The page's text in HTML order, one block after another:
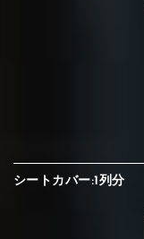
シートカバー:1列分